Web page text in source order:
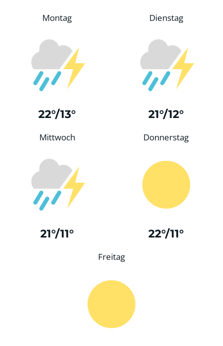
Montag
22°/13°
Dienstag
21°/12°
Mittwoch
21°/11°
Donnerstag
22°/11°
Freitag